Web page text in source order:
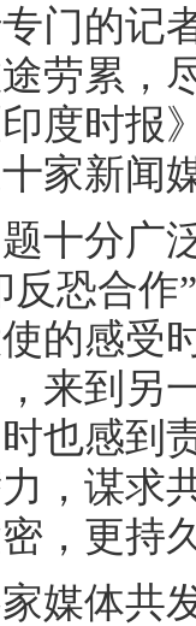
门的记
劳累，
度时报
家新闻
分广泛
反恐合
的感受
来到另
也感到
，谋求
，更持
体共发